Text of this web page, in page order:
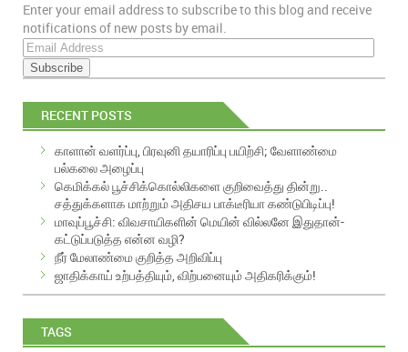
EMAIL
Enter your email address to subscribe to this blog and receive
notifications of new posts by email.
E
m
a
i
A
RECENT POSTS
காளான் வளர்ப்பு, பிரவுனி தயாரிப்பு பயிற்சி; வேளாண்மை
பல்கலை அழைப்பு
கெமிக்கல் பூச்சிக்கொல்லிகளை குறிவைத்து தின்று..
சத்துக்களாக மாற்றும் அதிசய பாக்டீரியா கண்டுபிடிப்பு!
மாவுப்பூச்சி: விவசாயிகளின் மெயின் வில்லனே இதுதான்-
கட்டுப்படுத்த என்ன வழி?
நீர் மேலாண்மை குறித்த அறிவிப்பு
ஜாதிக்காய் உற்பத்தியும், விற்பனையும் அதிகரிக்கும்!
TAGS